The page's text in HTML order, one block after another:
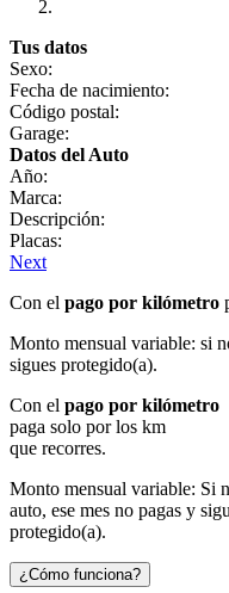
Tus datos
Sexo:
Fecha de nacimiento:
Código postal:
Garage:
Datos del Auto
Año:
Marca:
Descripción:
Placas:
Next
Con el pago por kilómetro
Monto mensual variable: si
sigues protegido(a).
Con el pago por kilómetro
paga solo por los km
que recorres.
Monto mensual variable: Si
auto, ese mes no pagas y
protegido(a).
¿Cómo funciona?